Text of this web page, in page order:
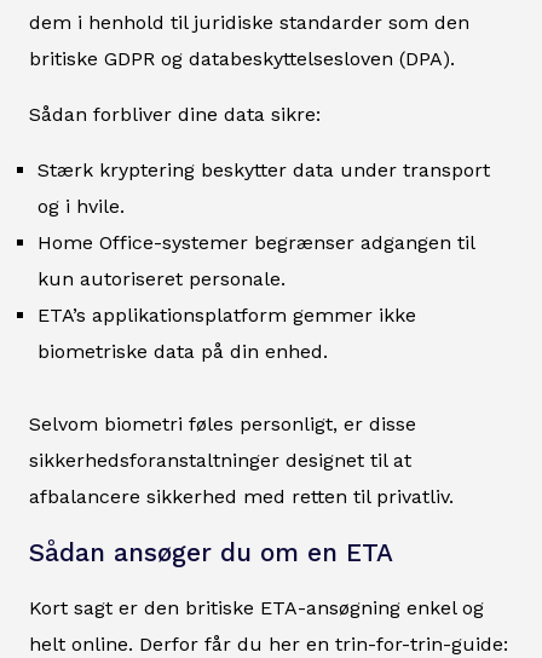
dem i henhold til juridiske standarder som den
britiske GDPR og databeskyttelsesloven (DPA).
Sådan forbliver dine data sikre:
Stærk kryptering beskytter data under transport
og i hvile.
Home Office-systemer begrænser adgangen til
kun autoriseret personale.
ETA’s applikationsplatform gemmer ikke
biometriske data på din enhed.
Selvom biometri føles personligt, er disse
sikkerhedsforanstaltninger designet til at
afbalancere sikkerhed med retten til privatliv.
Sådan ansøger du om en ETA
Kort sagt er den britiske ETA-ansøgning enkel og
helt online. Derfor får du her en trin-for-trin-guide: